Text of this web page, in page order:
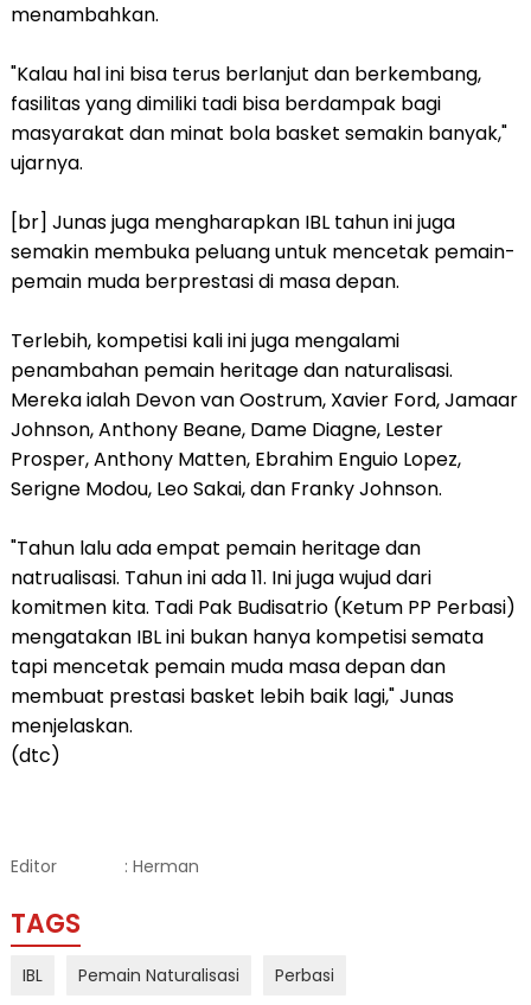
menambahkan.
"Kalau hal ini bisa terus berlanjut dan berkembang,
fasilitas yang dimiliki tadi bisa berdampak bagi
masyarakat dan minat bola basket semakin banyak,"
ujarnya.
[br] Junas juga mengharapkan IBL tahun ini juga
semakin membuka peluang untuk mencetak pemain-
pemain muda berprestasi di masa depan.
Terlebih, kompetisi kali ini juga mengalami
penambahan pemain heritage dan naturalisasi.
Mereka ialah Devon van Oostrum, Xavier Ford, Jamaar
Johnson, Anthony Beane, Dame Diagne, Lester
Prosper, Anthony Matten, Ebrahim Enguio Lopez,
Serigne Modou, Leo Sakai, dan Franky Johnson.
"Tahun lalu ada empat pemain heritage dan
natrualisasi. Tahun ini ada 11. Ini juga wujud dari
komitmen kita. Tadi Pak Budisatrio (Ketum PP Perbasi)
mengatakan IBL ini bukan hanya kompetisi semata
tapi mencetak pemain muda masa depan dan
membuat prestasi basket lebih baik lagi," Junas
menjelaskan.
(dtc)
Editor : Herman
TAGS
IBL Pemain Naturalisasi Perbasi